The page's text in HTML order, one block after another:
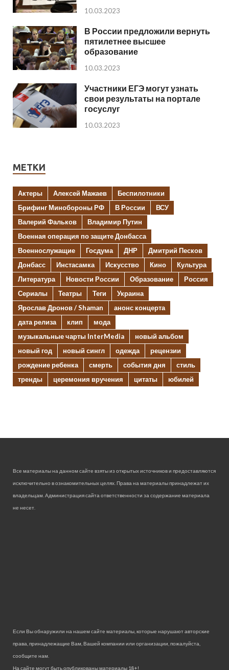
10.03.2023
В России предложили вернуть
пятилетнее высшее
образование
10.03.2023
Участники ЕГЭ могут узнать
свои результаты на портале
госуслуг
10.03.2023
МЕТКИ
Актеры Алексей Мажаев
Беспилотники
Брифинг Минобороны РФ
В России
ВСУ
Валерий Фальков
Владимир Путин
Военная операция по защите Донбасса
Военнослужащие
Госдума ДНР
Дмитрий Песков
Донбасс
Инстасамка Искусство Кино
Культура
Литература
Новости России Образование
Россия
Сериалы
Театры Теги
Украина
Ярослав Дронов / Shaman
анонс концерта
дата релиза
клип
мода
музыкальные чарты InterMedia
новый альбом
новый год
новый сингл одежда
рецензии
рождение ребенка
смерть события дня
стиль
тренды
церемония вручения цитаты юбилей
Все материалы на данном сайте взяты из открытых источников и предоставляются
исключительно в ознакомительных целях. Права на материалы принадлежат их
владельцам. Администрация сайта ответственности за содержание материала
не несет.
Если Вы обнаружили на нашем сайте материалы, которые нарушают авторские
права, принадлежащие Вам, Вашей компании или организации, пожалуйста,
сообщите нам.
На сайте могут быть опубликованы материалы 18+!